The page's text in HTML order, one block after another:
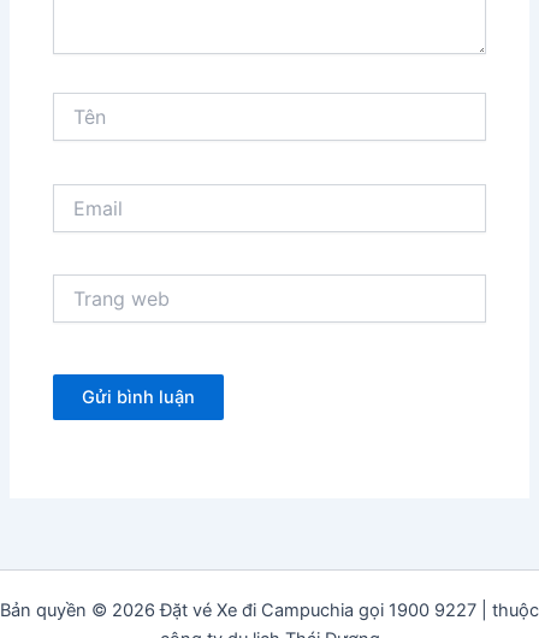
web
Bản quyền © 2026 Đặt vé Xe đi Campuchia gọi 1900 9227 | thuộc